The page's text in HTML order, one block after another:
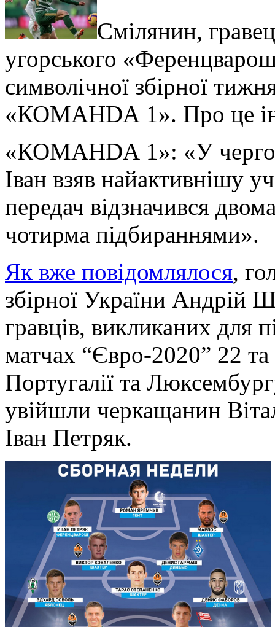
Cмілянин,
угорського
символічної збірної
«КОМАНDА 1». Про це
«КОМАНDА 1»: «У
Іван взяв найактивнішу
передач відзначився
чотирма підбираннями».
Як вже повідомлялося,
збірної України Андрій
гравців, викликаних для
матчах “Євро-2020” 22
Португалії та
увійшли черкащанин
Іван Петряк.